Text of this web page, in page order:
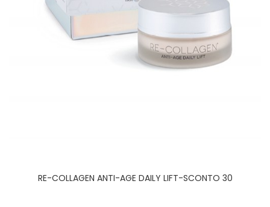
RE-COLLAGEN ANTI-AGE DAILY LIFT-SCONTO 30